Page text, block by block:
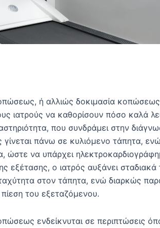
ή αλλιώς δοκιμασία κοπώσεως,
ιατρούς να καθορίσουν πόσο καλά
που συνδράμει στην
πάνω σε κυλιόμενο τάπητα,
ώστε να υπάρχει
εξέτασης, ο ιατρός αυξάνει
στον τάπητα, ενώ διαρκώς
του εξεταζόμενου.
ενδείκνυται σε περιπτώσεις